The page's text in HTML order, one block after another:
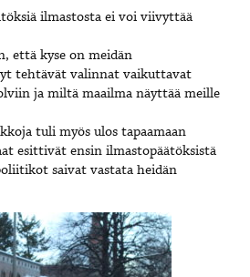
ilmastosta ei voi viivyttää
että kyse on meidän
tehtävät valinnat vaikuttavat
ja miltä maailma näyttää meille
tuli myös ulos tapaamaan
esittivät ensin ilmastopäätöksistä
saivat vastata heidän